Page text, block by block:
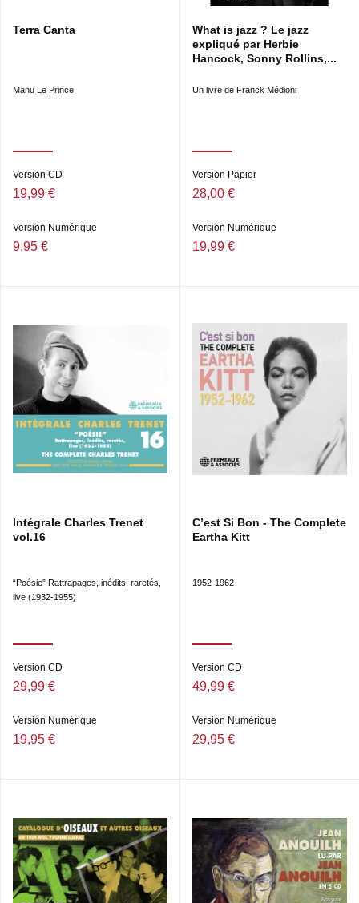
Terra Canta
Manu Le Prince
Version CD
19,99 €
Version Numérique
9,95 €
What is jazz ? Le jazz
expliqué par Herbie
Hancock, Sonny Rollins,...
Un livre de Franck Médioni
Version Papier
28,00 €
Version Numérique
19,99 €
Intégrale Charles Trenet
vol.16
“Poésie” Rattrapages, inédits, raretés,
live (1932-1955)
Version CD
29,99 €
Version Numérique
19,95 €
C’est Si Bon - The Complete
Eartha Kitt
1952-1962
Version CD
49,99 €
Version Numérique
29,95 €